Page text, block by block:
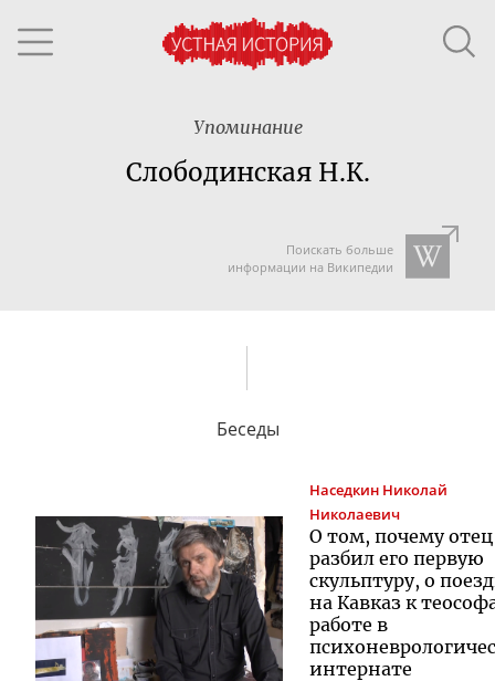
Упоминание
Слободинская Н.К.
Поискать больше
информации на Википедии
Беседы
Наседкин Николай
Николаевич
О том, почему отец
разбил его первую
скульптуру, о
на Кавказ к
работе в
интернате